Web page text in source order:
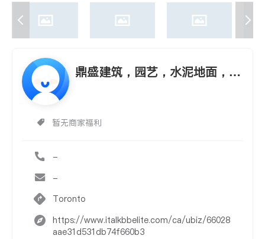
鼎盛建筑，园艺，水泥地面，开
暂无商家福利
-
-
Toronto
https://www.italkbbelite.com/ca/ubiz/66028
aae31d531db74f660b3